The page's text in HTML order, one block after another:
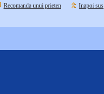
Recomanda unui prieten Inapoi sus